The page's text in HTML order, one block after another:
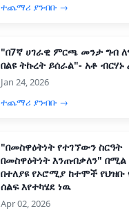
ተጨማሪ ያንብቡ →
"በ7ኛ ሀገራዊ ምርጫ መንታ ግብ
በልዩ ትኩረት ይሰራል"- አቶ ብርሃኑ
Jan 24, 2026
ተጨማሪ ያንብቡ →
"በመስዋዕትነት የተገኘውን ስርዓት
በመስዋዕትነት እንጠብቃለን"
በተለያዩ የኦሮሚያ ከተሞች የህዝቡ
ሰልፍ እየተካሄደ ነዉ
Apr 02, 2026